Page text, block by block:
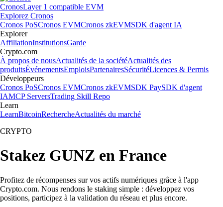
CronosLayer 1 compatible EVM
Explorez Cronos
Cronos PoSCronos EVMCronos zkEVMSDK d'agent IA
Explorer
AffiliationInstitutionsGarde
Crypto.com
À propos de nousActualités de la sociétéActualités des
produitsÉvénementsEmploisPartenairesSécuritéLicences & Permis
Développeurs
Cronos PoSCronos EVMCronos zkEVMSDK PaySDK d'agent
IAMCP ServersTrading Skill Repo
Learn
LearnBitcoinRechercheActualités du marché
CRYPTO
Stakez GUNZ en France
Profitez de récompenses sur vos actifs numériques grâce à l'app
Crypto.com. Nous rendons le staking simple : développez vos
positions, participez à la validation du réseau et plus encore.